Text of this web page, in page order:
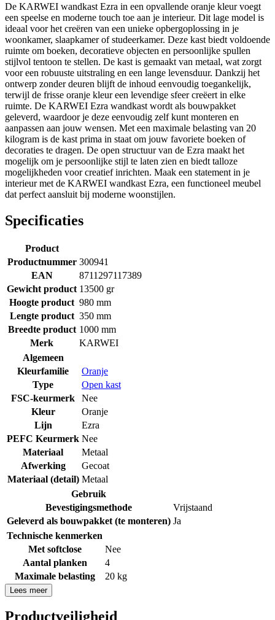
De KARWEI wandkast Ezra in een opvallende oranje kleur voegt
een speelse en moderne touch toe aan je interieur. Dit lage model is
ideaal voor het creëren van een unieke opbergoplossing in je
woonkamer, slaapkamer of studeerkamer. Deze kast biedt voldoende
ruimte om boeken, decoratieve objecten en persoonlijke spullen
stijlvol tentoon te stellen. De kast is gemaakt van metaal, wat zorgt
voor een robuuste uitstraling en een lange levensduur. Dankzij het
ontwerp zonder deuren blijft de inhoud eenvoudig toegankelijk,
terwijl de frisse oranje kleur een levendige sfeer creëert in elke
ruimte. De KARWEI Ezra wandkast wordt als bouwpakket
geleverd, waardoor je deze eenvoudig zelf kunt monteren en
aanpassen aan jouw wensen. Met een maximale belasting van 20
kilogram is de kast prima in staat om jouw favoriete boeken of
decoraties te dragen. De open structuur van de Ezra maakt het
mogelijk om je persoonlijke stijl te laten zien en biedt talloze
mogelijkheden voor creatief inrichten. Maak een statement in je
interieur met de KARWEI wandkast Ezra, een functioneel meubel
dat perfect aansluit bij moderne woonstijlen.
Specificaties
Product
Productnummer 300941
EAN
8711297117389
Gewicht product 13500 gr
Hoogte product 980 mm
Lengte product 350 mm
Breedte product 1000 mm
Merk
KARWEI
Algemeen
Kleurfamilie
Oranje
Type
Open kast
FSC-keurmerk
Nee
Kleur
Oranje
Lijn
Ezra
PEFC Keurmerk Nee
Materiaal
Metaal
Afwerking
Gecoat
Materiaal (detail) Metaal
Gebruik
Bevestigingsmethode
Vrijstaand
Geleverd als bouwpakket (te monteren) Ja
Technische kenmerken
Met softclose
Nee
Aantal planken
4
Maximale belasting
20 kg
Lees meer
Productveiligheid